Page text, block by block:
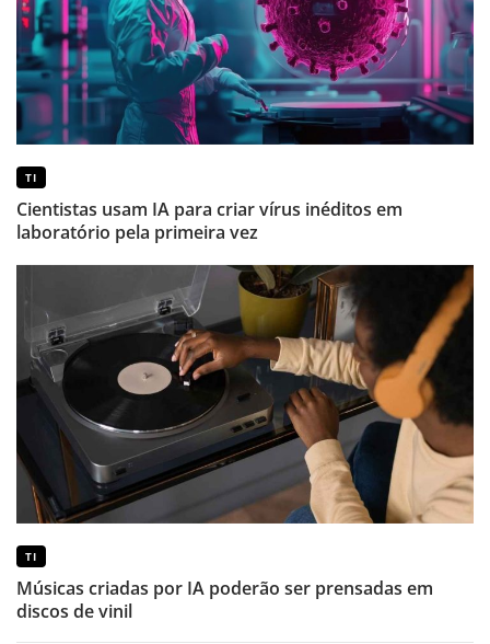
TI
Cientistas usam IA para criar vírus inéditos em
laboratório pela primeira vez
TI
Músicas criadas por IA poderão ser prensadas em
discos de vinil